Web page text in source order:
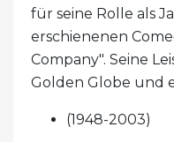
für seine Rolle als
erschienenen
Company". Seine
Golden Globe und
(1948-2003)